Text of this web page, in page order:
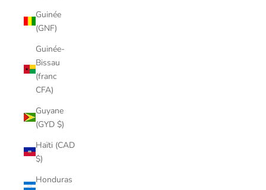
Guinée
(GNF)
Guinée-
Bissau
(franc
CFA)
Guyane
(GYD $)
Haïti (CAD
$)
Honduras